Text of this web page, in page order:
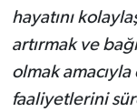
hayatını
artırmak ve
olmak
faaliyetlerini